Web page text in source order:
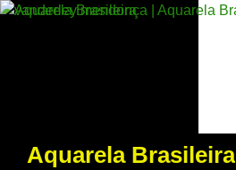
Aquarela Brasileira